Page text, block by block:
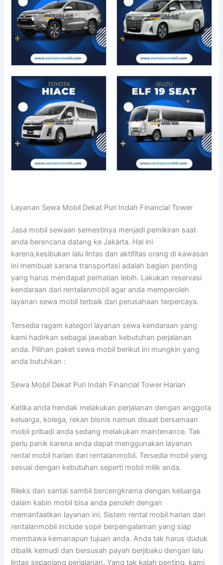
Layanan Sewa Mobil Dekat Puri Indah Financial Tower
Jasa mobil sewaan semestinya menjadi pemikiran saat
anda berencana datang ke Jakarta. Hal ini
karena,kesibukan lalu lintas dan aktifitas orang di kawasan
ini membuat sarana transportasi adalah bagian penting
yang harus mendapat perhatian lebih. Lakukan reservasi
kendaraan dari rentalanmobil agar anda memperoleh
layanan sewa mobil terbaik dari perusahaan terpercaya.
Tersedia ragam kategori layanan sewa kendaraan yang
kami hadirkan sebagai jawaban kebutuhan perjalanan
anda. Pilihan paket sewa mobil berikut ini mungkin yang
anda butuhkan :
Sewa Mobil Dekat Puri Indah Financial Tower Harian
Ketika anda hendak melakukan perjalanan dengan anggota
keluarga, kolega, rekan bisnis namun disaat bersamaan
mobil pribadi anda sedang melakukan maintenance. Tak
perlu panik karena anda dapat menggunakan layanan
rental mobil harian dari rentalanmobil. Tersedia mobil yang
sesuai dengan kebutuhan seperti mobil milik anda.
Rileks dan santai sambil bercengkrama dengan keluarga
dalam kabin mobil bisa anda peroleh dengan
memanfaatkan layanan ini. Sistem rental mobil harian dari
rentalanmobil include sopir berpengalaman yang siap
membawa kemanapun tujuan anda. Anda tak harus duduk
dibalik kemudi dan bersusah payah berjibaku dengan lalu
lintas sepanjang perjalanan. Yang tak kalah penting, kami